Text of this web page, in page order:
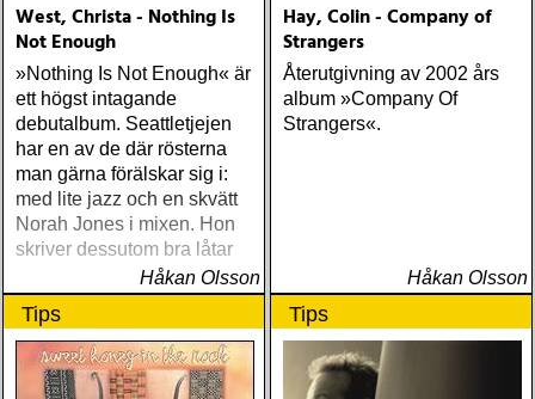
West, Christa - Nothing Is
Not Enough
»Nothing Is Not Enough« är
ett högst intagande
debutalbum. Seattletjejen
har en av de där rösterna
man gärna förälskar sig i:
med lite jazz och en skvätt
Norah Jones i mixen. Hon
skriver dessutom bra låtar
Håkan Olsson
Hay, Colin - Company of
Strangers
Återutgivning av 2002 års
album »Company Of
Strangers«.
Håkan Olsson
Tips Tips